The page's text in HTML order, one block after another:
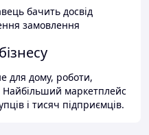
бачить досвід
замовлення
для дому, роботи,
Найбільший маркетплейс
і тисяч підприємців.